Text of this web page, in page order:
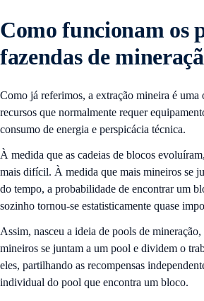
Como funcionam os
fazendas de
Como já referimos, a extração mineira é uma
recursos que normalmente requer
consumo de energia e perspicácia técnica.
À medida que as cadeias de blocos
mais difícil. À medida que mais mineiros se
do tempo, a probabilidade de encontrar um
sozinho tornou-se estatisticamente quase
Assim, nasceu a ideia de pools de
mineiros se juntam a um pool e dividem o
eles, partilhando as recompensas
individual do pool que encontra um bloco.